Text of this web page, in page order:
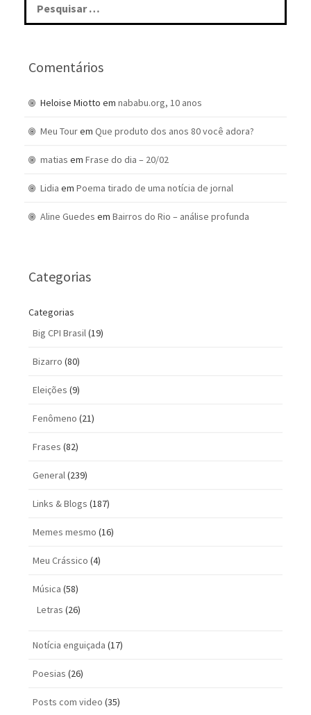
por:
Comentários
Heloise Miotto em nababu.org, 10 anos
Meu Tourem Que produto dos anos 80 você adora?
matias em Frase do dia – 20/02
Lidia em Poema tirado de uma notícia de jornal
Aline Guedes em Bairros do Rio – análise profunda
Categorias
Categorias
Big CPI Brasil(19)
Bizarro (80)
Eleições (9)
Fenômeno (21)
Frases (82)
General(239)
Links & Blogs (187)
Memes mesmo (16)
Meu Crássico (4)
Música (58)
Letras (26)
Notícia enguiçada (17)
Poesias (26)
Posts com vi­deo (35)